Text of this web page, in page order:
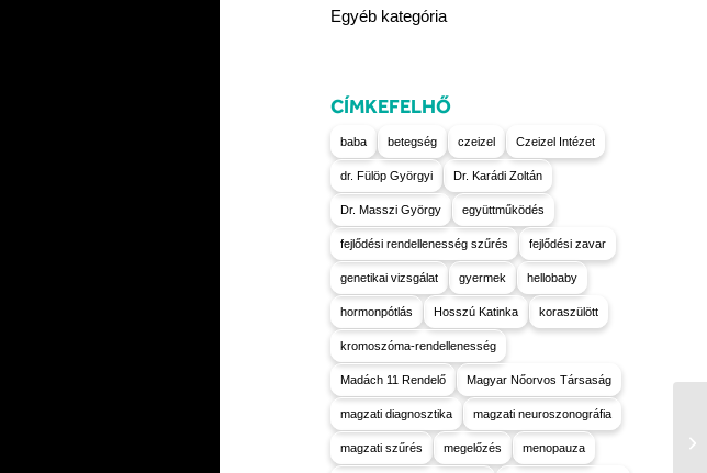
Egyéb kategória
CÍMKEFELHŐ
baba betegség czeizel Czeizel Intézet
dr. Fülöp Györgyi Dr. Karádi Zoltán
Dr. Masszi György együttműködés
fejlődési rendellenesség szűrés fejlődési zavar
genetikai vizsgálat gyermek hellobaby
hormonpótlás Hosszú Katinka koraszülött
kromoszóma-rendellenesség
Madách 11 Rendelő Magyar Nőorvos Társaság
magzati diagnosztika magzati neuroszonográfia
magzati szűrés megelőzés menopauza